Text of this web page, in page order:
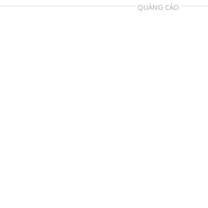
QUẢNG CÁO